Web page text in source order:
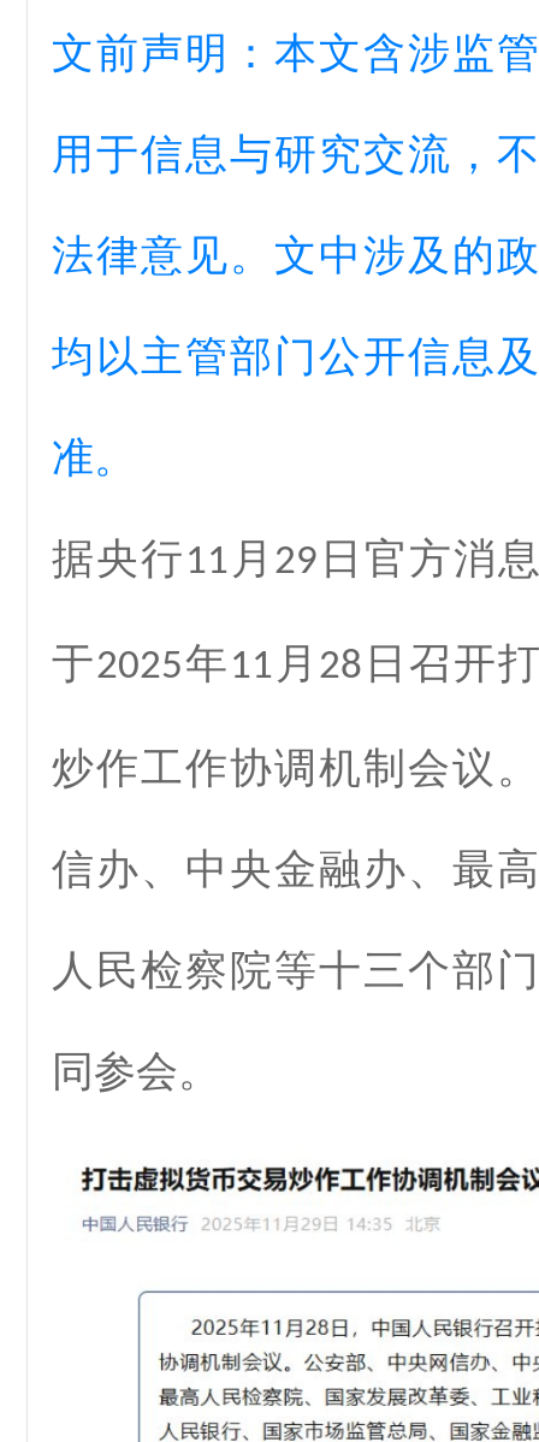
文前声明：本文含涉监
用于信息与研究交流，
法律意见。文中涉及的
均以主管部门公开信息
准。
据央行11 月 29 日官方消
于2025年11 月 28 日召开
炒作工作协调机制会议
信办、中央金融办、最
人民检察院等十三个部
同参会。